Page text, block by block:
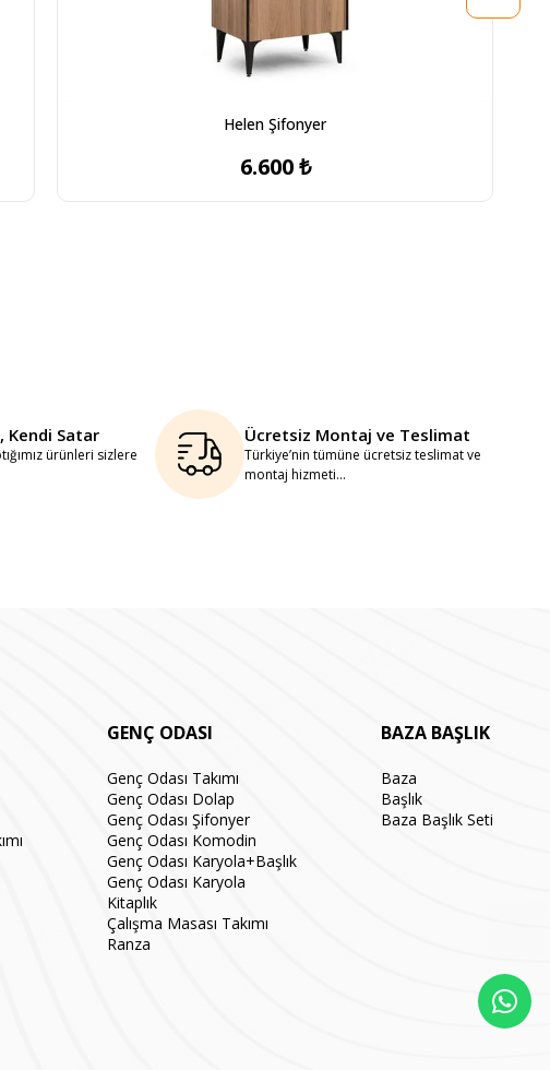
Helen Şifonyer
6.600 ₺
Kendi Satar
ürünleri sizlere
Ücretsiz Montaj ve Teslimat
Türkiye’nin tümüne ücretsiz teslimat ve
montaj hizmeti...
GENÇ ODASI
Genç Odası Takımı
Genç Odası Dolap
Genç Odası Şifonyer
Genç Odası Komodin
Genç Odası Karyola+Başlık
Genç Odası Karyola
Kitaplık
Çalışma Masası Takımı
Ranza
BAZA BAŞLIK
Baza
Başlık
Baza Başlık Seti